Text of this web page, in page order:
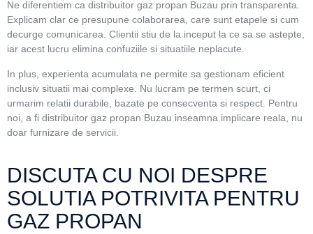
Ne diferentiem ca distribuitor gaz propan Buzau prin transparenta.
Explicam clar ce presupune colaborarea, care sunt etapele si cum
decurge comunicarea. Clientii stiu de la inceput la ce sa se astepte,
iar acest lucru elimina confuziile si situatiile neplacute.
In plus, experienta acumulata ne permite sa gestionam eficient
inclusiv situatii mai complexe. Nu lucram pe termen scurt, ci
urmarim relatii durabile, bazate pe consecventa si respect. Pentru
noi, a fi distribuitor gaz propan Buzau inseamna implicare reala, nu
doar furnizare de servicii.
DISCUTA CU NOI DESPRE
SOLUTIA POTRIVITA PENTRU
GAZ PROPAN